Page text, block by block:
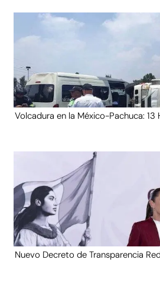
Volcadura en la México-Pachuca: 13
Nuevo Decreto de Transparencia